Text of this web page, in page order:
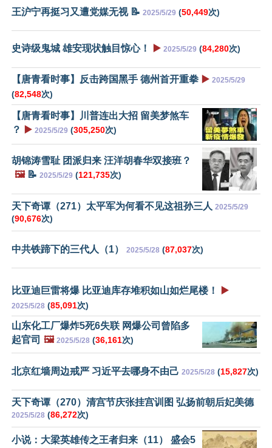
王沪宁再挺习又遭党媒无视 📝 2025/5/29 (50,449次)
史诗级鬼城 雄安现状触目惊心！ ▶️ 2025/5/29 (84,280次)
【唐青看时事】反击跨国黑手 德州首开重拳 ▶️ 2025/5/29
(82,548次)
【唐青看时事】川普连出大招 留美梦煞车
？
▶️ 2025/5/29 (305,250次)
胡锦涛雪耻 团派归来 汪洋胡春华双接班？
🖼️📝 2025/5/29 (121,735次)
天下奇谭（271）太平军为何看不见这祖孙三人 2025/5/29
(90,676次)
中共铁蹄下的三代人（1） 2025/5/28 (87,037次)
比亚迪巨雷将爆 比亚迪库存堆积如山如烂尾楼！ ▶️
2025/5/28 (85,091次)
山东化工厂爆炸5死6失联 网爆公司曾陷多
起官司 🖼️ 2025/5/28 (36,161次)
北京红墙周边戒严 习近平去哪身不由己 2025/5/28 (15,827次)
天下奇谭（270）清宫节庆张挂宫训图 弘扬前朝后妃美德
2025/5/28 (86,272次)
小说：大梁英雄传之王者归来（11） 盛会5